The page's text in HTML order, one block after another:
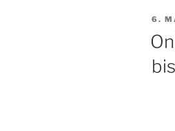
AM
6.